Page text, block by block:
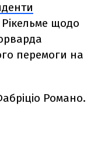
Рікельме щодо
перемоги на
Романо.